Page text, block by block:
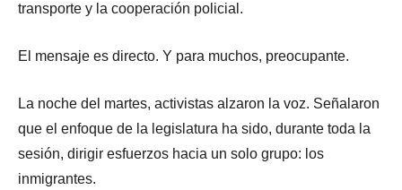
transporte y la cooperación policial.
El mensaje es directo. Y para muchos, preocupante.
La noche del martes, activistas alzaron la voz. Señalaron
que el enfoque de la legislatura ha sido, durante toda la
sesión, dirigir esfuerzos hacia un solo grupo: los
inmigrantes.